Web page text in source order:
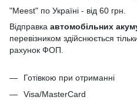
"Meest" по Україні - від 60 грн.
Відправка автомобільних
перевізником здійснюється
рахунок ФОП.
Готівкою при отриманні
Visa/MasterCard